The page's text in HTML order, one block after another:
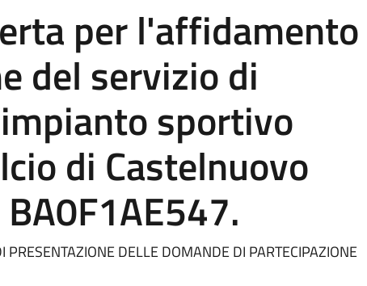
per l'affidamento
del servizio di
sportivo
di Castelnuovo
BA0F1AE547.
PRESENTAZIONE DELLE DOMANDE DI PARTECIPAZIONE